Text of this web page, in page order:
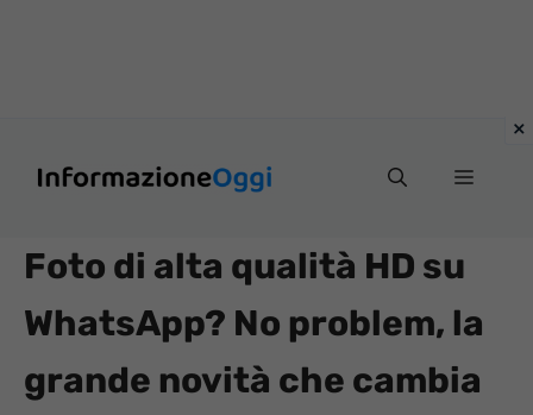
Menu
Foto di alta qualità HD su
WhatsApp? No problem, la
grande novità che cambia